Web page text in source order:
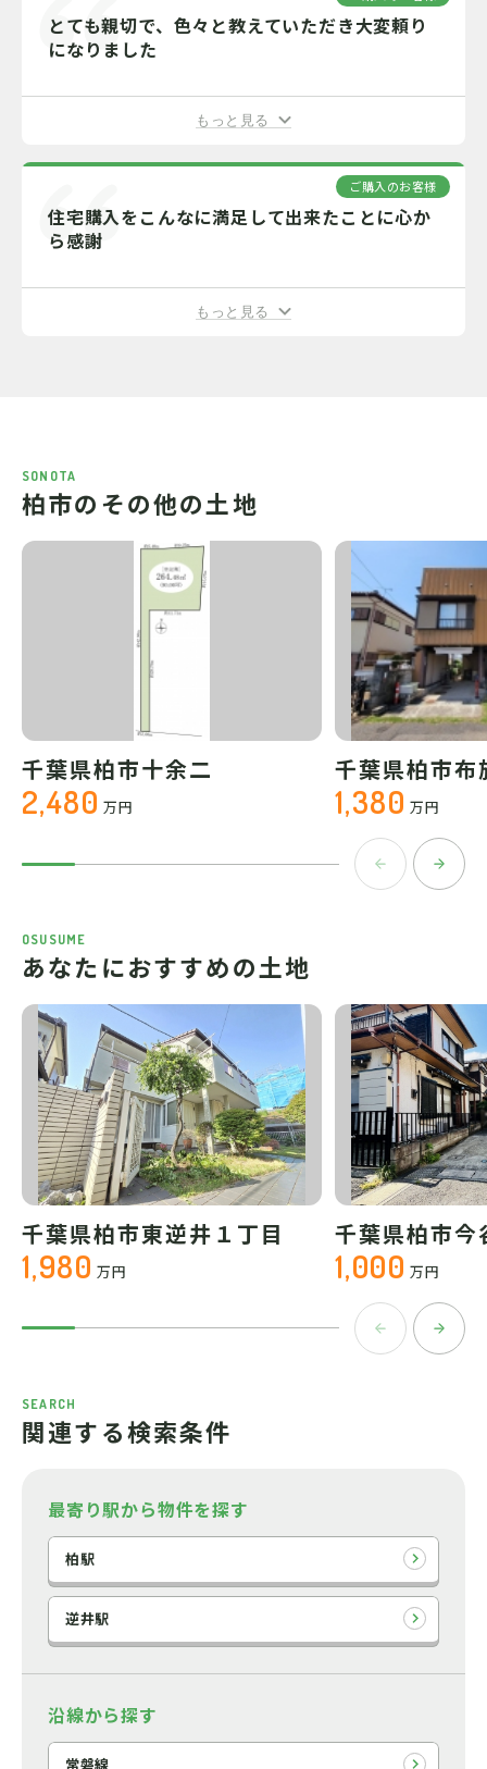
とても親切で、色々と教えていただき大変頼り
になりました
もっと見る
ご購入のお客様
住宅購入をこんなに満足して出来たことに心か
ら感謝
もっと見る
SONOTA
柏市のその他の土地
千葉県柏市十余二
2,480 万円
千葉県柏市布
1,380 万円
OSUSUME
あなたにおすすめの土地
千葉県柏市東逆井１丁目
1,980 万円
千葉県柏市今
1,000 万円
SEARCH
関連する検索条件
最寄り駅から物件を探す
柏駅
逆井駅
沿線から探す
常磐線